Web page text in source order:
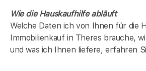
Wie die Hauskaufhilfe abläuft
Welche Daten ich von Ihnen für die
Immobilienkauf in Theres brauche,
und was ich Ihnen liefere, erfahren